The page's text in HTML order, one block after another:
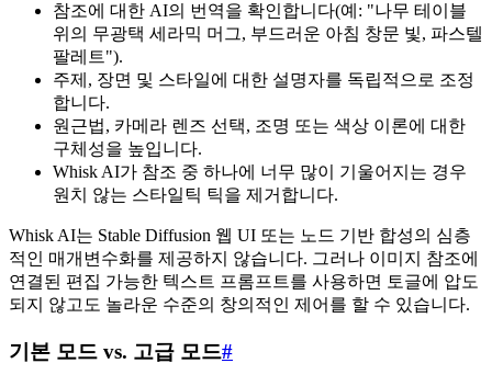
참조에 대한 AI의 번역을 확인합니다(예: "나무 테이블
위의 무광택 세라믹 머그, 부드러운 아침 창문 빛, 파스텔
팔레트").
주제, 장면 및 스타일에 대한 설명자를 독립적으로 조정
합니다.
원근법, 카메라 렌즈 선택, 조명 또는 색상 이론에 대한
구체성을 높입니다.
Whisk AI가 참조 중 하나에 너무 많이 기울어지는 경우
원치 않는 스타일틱 틱을 제거합니다.
Whisk AI는 Stable Diffusion 웹 UI 또는 노드 기반 합성의 심층
적인 매개변수화를 제공하지 않습니다. 그러나 이미지 참조에
연결된 편집 가능한 텍스트 프롬프트를 사용하면 토글에 압도
되지 않고도 놀라운 수준의 창의적인 제어를 할 수 있습니다.
기본 모드 vs. 고급 모드#